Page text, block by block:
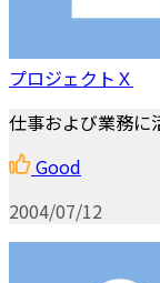
プロジェクトＸ
仕事および業務に
Good
2004/07/12